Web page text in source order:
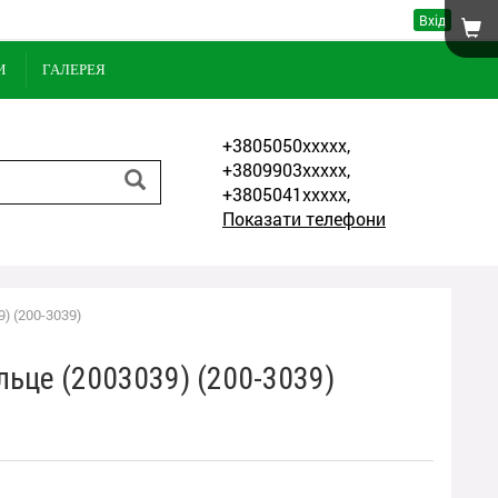
Вхід
ГАЛЕРЕЯ
+3805050xxxxx,
+3809903xxxxx,
+3805041xxxxx,
Показати телефони
(200-3039)
(2003039) (200-3039)